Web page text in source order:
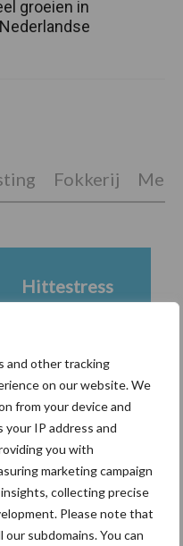
and other tracking
on our website. We
from your device and
your IP address and
you with
marketing campaign
collecting precise
Please note that
subdomains. You can
Partner nieuws
blijft grillig:
groeien in
Fokkerij
Hittestress